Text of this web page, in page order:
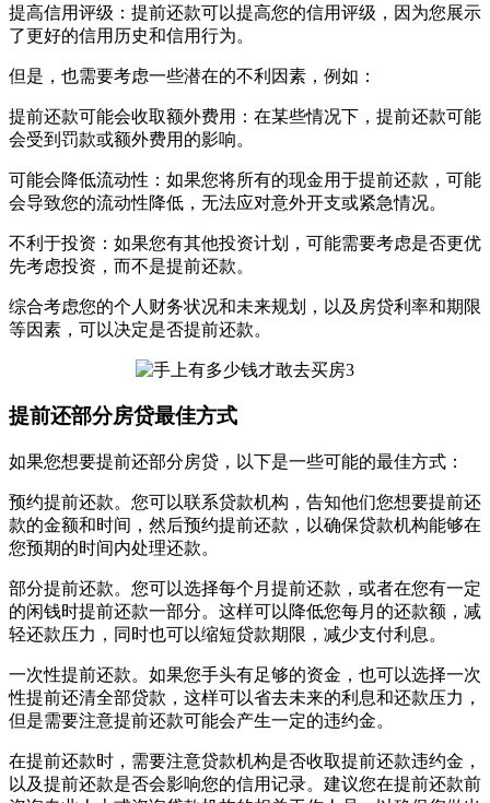
提高信用评级：提前还款可以提高您的信用评级，因为您展示
了更好的信用历史和信用行为。
但是，也需要考虑一些潜在的不利因素，例如：
提前还款可能会收取额外费用：在某些情况下，提前还款可能
会受到罚款或额外费用的影响。
可能会降低流动性：如果您将所有的现金用于提前还款，可能
会导致您的流动性降低，无法应对意外开支或紧急情况。
不利于投资：如果您有其他投资计划，可能需要考虑是否更优
先考虑投资，而不是提前还款。
综合考虑您的个人财务状况和未来规划，以及房贷利率和期限
等因素，可以决定是否提前还款。
提前还部分房贷最佳方式
如果您想要提前还部分房贷，以下是一些可能的最佳方式：
预约提前还款。您可以联系贷款机构，告知他们您想要提前还
款的金额和时间，然后预约提前还款，以确保贷款机构能够在
您预期的时间内处理还款。
部分提前还款。您可以选择每个月提前还款，或者在您有一定
的闲钱时提前还款一部分。这样可以降低您每月的还款额，减
轻还款压力，同时也可以缩短贷款期限，减少支付利息。
一次性提前还款。如果您手头有足够的资金，也可以选择一次
性提前还清全部贷款，这样可以省去未来的利息和还款压力，
但是需要注意提前还款可能会产生一定的违约金。
在提前还款时，需要注意贷款机构是否收取提前还款违约金，
以及提前还款是否会影响您的信用记录。建议您在提前还款前